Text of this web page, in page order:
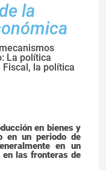
la
La política
la política
en bienes y
en un periodo de
en un
las fronteras de